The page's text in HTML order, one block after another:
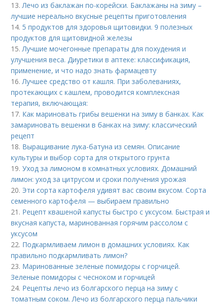
13.Лечо из баклажан по-корейски. Баклажаны на зиму –
лучшие нереально вкусные рецепты приготовления
14. 5 продуктов для здоровья щитовидки. 9 полезных
продуктов для щитовидной железы
15.Лучшие мочегонные препараты для похудения и
улучшения веса. Диуретики в аптеке: классификация,
применение, и что надо знать фармацевту
16.Лучшее средство от кашля. При заболеваниях,
протекающих с кашлем, проводится комплексная
терапия, включающая:
17. Как мариновать грибы вешенки на зиму в банках. Как
замариновать вешенки в банках на зиму: классический
рецепт
18. Выращивание лука-батуна из семян. Описание
культуры и выбор сорта для открытого грунта
19.Уход за лимоном в комнатных условиях. Домашний
лимон: уход за цитрусом и сроки получения урожая
20. Эти сорта картофеля удивят вас своим вкусом. Сорта
семенного картофеля — выбираем правильно
21. Рецепт квашеной капусты быстро с уксусом. Быстрая и
вкусная капуста, маринованная горячим рассолом с
уксусом
22. Подкармливаем лимон в домашних условиях. Как
правильно подкармливать лимон?
23. Маринованные зеленые помидоры с горчицей.
Зеленые помидоры с чесноком и горчицей
24. Рецепты лечо из болгарского перца на зиму с
томатным соком. Лечо из болгарского перца пальчики